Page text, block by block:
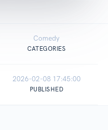
Comedy
CATEGORIES
2026-02-08 17:45:00
PUBLISHED